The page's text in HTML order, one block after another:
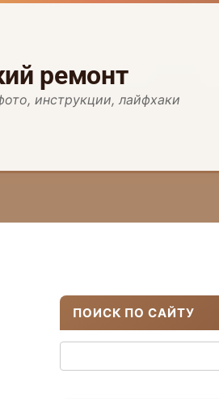
ремонт
инструкции, лайфхаки
ПОИСК ПО САЙТУ